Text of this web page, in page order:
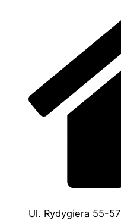
Ul. Rydygiera 55-57